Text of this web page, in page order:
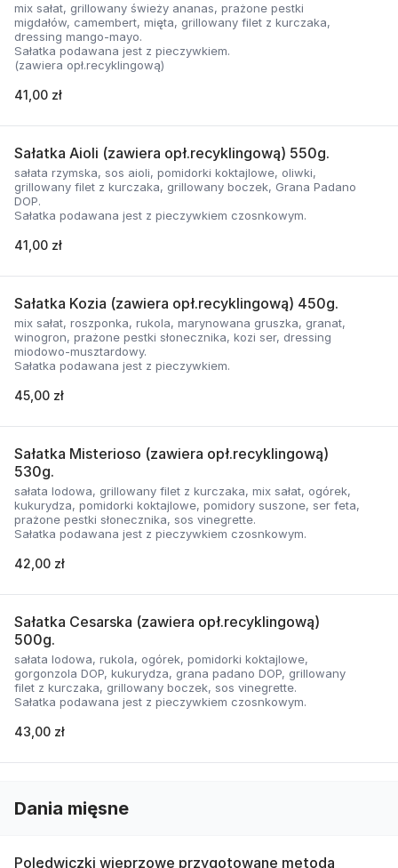
mix sałat, grillowany świeży ananas, prażone pestki
migdałów, camembert, mięta, grillowany filet z kurczaka,
dressing mango-mayo.
Sałatka podawana jest z pieczywkiem.
(zawiera opł.recyklingową)
41,00 zł
Sałatka Aioli (zawiera opł.recyklingową) 550g.
sałata rzymska, sos aioli, pomidorki koktajlowe, oliwki,
grillowany filet z kurczaka, grillowany boczek, Grana Padano
DOP.
Sałatka podawana jest z pieczywkiem czosnkowym.
41,00 zł
Sałatka Kozia (zawiera opł.recyklingową) 450g.
mix sałat, roszponka, rukola, marynowana gruszka, granat,
winogron, prażone pestki słonecznika, kozi ser, dressing
miodowo-musztardowy.
Sałatka podawana jest z pieczywkiem.
45,00 zł
Sałatka Misterioso (zawiera opł.recyklingową)
530g.
sałata lodowa, grillowany filet z kurczaka, mix sałat, ogórek,
kukurydza, pomidorki koktajlowe, pomidory suszone, ser feta,
prażone pestki słonecznika, sos vinegrette.
Sałatka podawana jest z pieczywkiem czosnkowym.
42,00 zł
Sałatka Cesarska (zawiera opł.recyklingową)
500g.
sałata lodowa, rukola, ogórek, pomidorki koktajlowe,
gorgonzola DOP, kukurydza, grana padano DOP, grillowany
filet z kurczaka, grillowany boczek, sos vinegrette.
Sałatka podawana jest z pieczywkiem czosnkowym.
43,00 zł
Dania mięsne
Polędwiczki wieprzowe przygotowane metodą